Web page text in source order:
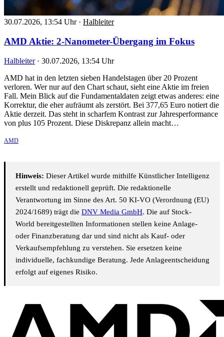
30.07.2026, 13:54 Uhr · Halbleiter
AMD Aktie: 2-Nanometer-Übergang im Fokus
Halbleiter · 30.07.2026, 13:54 Uhr
AMD hat in den letzten sieben Handelstagen über 20 Prozent
verloren. Wer nur auf den Chart schaut, sieht eine Aktie im freien
Fall. Mein Blick auf die Fundamentaldaten zeigt etwas anderes: eine
Korrektur, die eher aufräumt als zerstört. Bei 377,65 Euro notiert die
Aktie derzeit. Das steht in scharfem Kontrast zur Jahresperformance
von plus 105 Prozent. Diese Diskrepanz allein macht…
AMD
Hinweis: Dieser Artikel wurde mithilfe Künstlicher Intelligenz
erstellt und redaktionell geprüft. Die redaktionelle
Verantwortung im Sinne des Art. 50 KI-VO (Verordnung (EU)
2024/1689) trägt die DNV Media GmbH. Die auf Stock-
World bereitgestellten Informationen stellen keine Anlage-
oder Finanzberatung dar und sind nicht als Kauf- oder
Verkaufsempfehlung zu verstehen. Sie ersetzen keine
individuelle, fachkundige Beratung. Jede Anlageentscheidung
erfolgt auf eigenes Risiko.